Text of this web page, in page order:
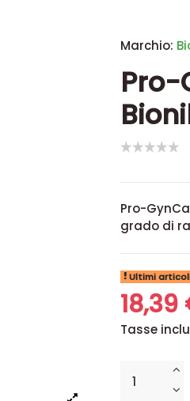
Marchio:
Pro-
Pro-
grado di
Ultimi
18,39
Tasse